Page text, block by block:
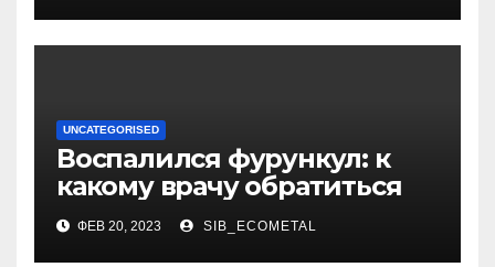
политолога Сосновского
Александра
UNCATEGORISED
Воспалился фурункул: к
какому врачу обратиться
ФЕВ 20, 2023 SIB_ECOMETAL